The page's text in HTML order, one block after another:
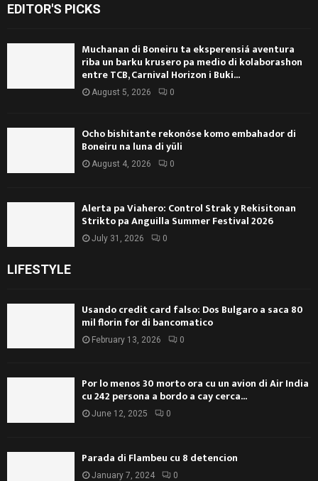
EDITOR'S PICKS
Muchanan di Boneiru ta eksperensiá aventura
riba un barku krusero pa medio di kolaborashon
entre TCB, Carnival Horizon i Buki...
August 5, 2026 0
Ocho bishitante rekonóse komo embahador di
Boneiru na luna di yüli
August 4, 2026 0
Alerta pa Viahero: Control Strak y Rekisitonan
Strikto pa Anguilla Summer Festival 2026
July 31, 2026 0
LIFESTYLE
Usando credit card falso: Dos Bulgaro a saca 80
mil florin for di bancomatico
February 13, 2026 0
Por lo menos 30 morto ora cu un avion di Air India
cu 242 persona a bordo a cay cerca...
June 12, 2025 0
Parada di Flambeu cu 8 detencion
January 7, 2024 0